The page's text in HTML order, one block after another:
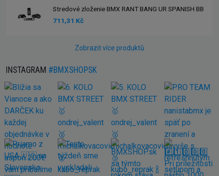
Stredové zloženie BMX RANT BANG UR SPANISH BB
711,31 Kč
Zobrazit více produktů
INSTAGRAM #BMXSHOPSK